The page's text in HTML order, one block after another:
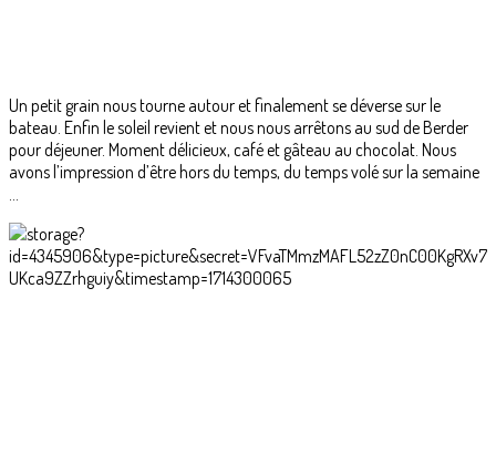
Un petit grain nous tourne autour et finalement se déverse sur le
bateau. Enfin le soleil revient et nous nous arrêtons au sud de Berder
pour déjeuner. Moment délicieux, café et gâteau au chocolat. Nous
avons l’impression d’être hors du temps, du temps volé sur la semaine
…